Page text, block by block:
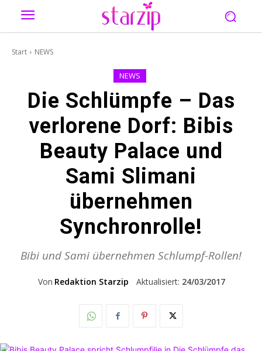
Start NEWS
NEWS
Die Schlümpfe – Das
verlorene Dorf: Bibis
Beauty Palace und
Sami Slimani
übernehmen
Synchronrolle!
Bibi und Sami übernehmen Schlumpf-Rollen!
Von Redaktion Starzip Aktualisiert: 24/03/2017